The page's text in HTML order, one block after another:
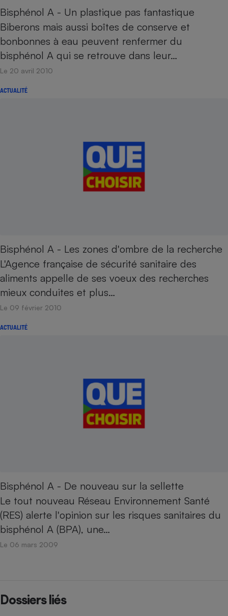
Bisphénol A - Un plastique pas fantastique
Biberons mais aussi boîtes de conserve et
bonbonnes à eau peuvent renfermer du
bisphénol A qui se retrouve dans leur…
Le 20 avril 2010
ACTUALITÉ
Bisphénol A - Les zones d'ombre de la recherche
L'Agence française de sécurité sanitaire des
aliments appelle de ses voeux des recherches
mieux conduites et plus…
Le 09 février 2010
ACTUALITÉ
Bisphénol A - De nouveau sur la sellette
Le tout nouveau Réseau Environnement Santé
(RES) alerte l'opinion sur les risques sanitaires du
bisphénol A (BPA), une…
Le 06 mars 2009
Dossiers liés